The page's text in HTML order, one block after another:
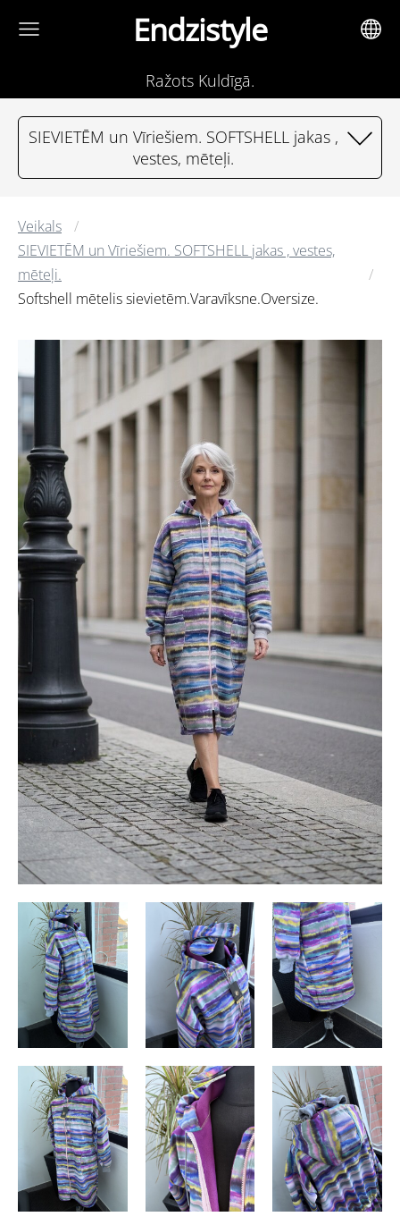
Endzistyle
Ražots Kuldīgā.
SIEVIETĒM un Vīriešiem. SOFTSHELL jakas ,
vestes, mēteļi.
Veikals
SIEVIETĒM un Vīriešiem. SOFTSHELL jakas , vestes,
mēteļi.
Softshell mētelis sievietēm.Varavīksne.Oversize.